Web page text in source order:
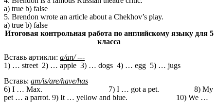
a) true b) false
5. Brendon wrote an article about a Chekhov’s play.
a) true b) false
Итоговая контрольная работа по английскому языку для 5
класса
Вставь артикли: a/an/ ---
1) … street 2) … apple 3) … dogs 4) … egg 5) … jugs
Вставь: am/is/are/have/has
6) I … Мах. 7) I … got a pet. 8) My
pet … a parrot. 9) It … yellow and blue. 10) We …